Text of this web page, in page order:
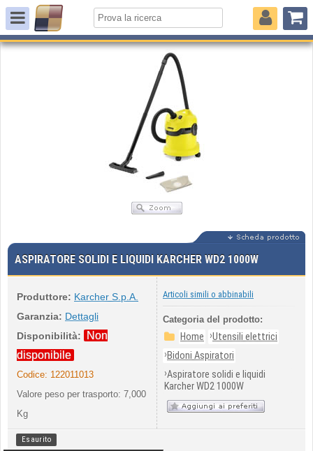
ASPIRATORE SOLIDI E LIQUIDI KARCHER WD2 1000W
Produttore: Karcher S.p.A.
Garanzia: Dettagli
Disponibilità:
Non
disponibile
Codice: 122011013
Valore peso per trasporto: 7,000
Kg
Articoli simili o abbinabili
Categoria del prodotto:
Home ›Utensili elettrici
›Bidoni Aspiratori
›Aspiratore solidi e liquidi
Karcher WD2 1000W
Esaurito